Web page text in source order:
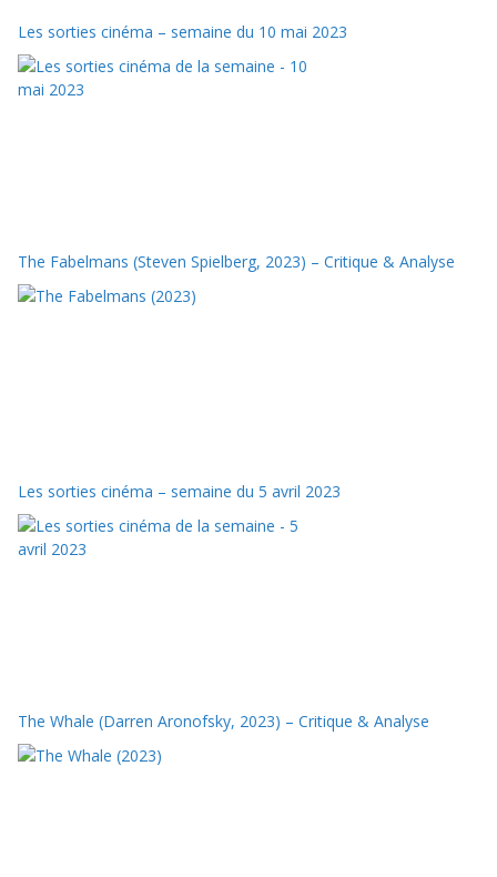
Les sorties cinéma – semaine du 10 mai 2023
The Fabelmans (Steven Spielberg, 2023) – Critique & Analyse
Les sorties cinéma – semaine du 5 avril 2023
The Whale (Darren Aronofsky, 2023) – Critique & Analyse